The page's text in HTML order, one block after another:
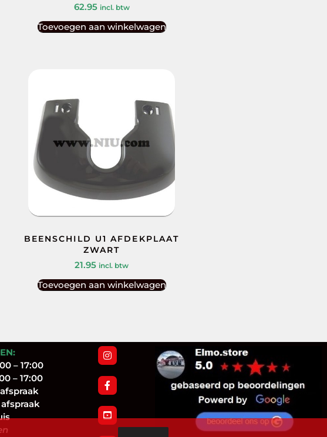
62.95 incl. btw
Toevoegen aan winkelwagen
BEENSCHILD U1 AFDEKPLAAT
ZWART
21.95 incl. btw
Toevoegen aan winkelwagen
– 17:00
– 17:00